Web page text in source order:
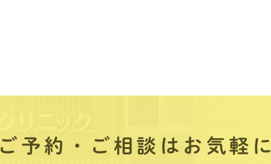
ご予約・ご相談はお気軽に